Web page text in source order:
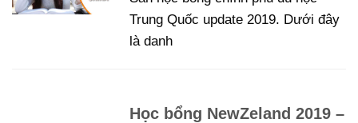
Trung Quốc update 2019. Dưới đây
là danh
Học bổng NewZeland 2019 –